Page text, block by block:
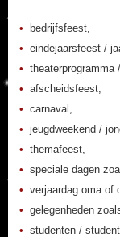
bedrijfsfeest,
eindejaarsfeest /
theaterprogramma
afscheidsfeest,
carnaval,
jeugdweekend /
themafeest,
speciale dagen
verjaardag oma of
gelegenheden
studenten /